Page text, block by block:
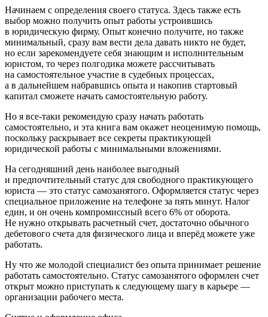
Начинаем с определения своего статуса. Здесь также есть
выбор можно получить опыт работы устроившись
в юридическую фирму. Опыт конечно получите, но также
минимальный, сразу вам вести дела давать никто не будет,
но если зарекомендуете себя знающим и исполнительным
юристом, то через полгодика можете рассчитывать
на самостоятельное участие в судебных процессах,
а в дальнейшем набравшись опыта и накопив стартовый
капитал сможете начать самостоятельную работу.
Но я все-таки рекомендую сразу начать работать
самостоятельно, и эта книга вам окажет неоценимую помощь,
поскольку раскрывает все секреты практикующей
юридической работы с минимальными вложениями.
На сегодняшний день наиболее выгодный
и предпочтительный статус для свободного практикующего
юриста — это статус самозанятого. Оформляется статус через
специальное приложение на телефоне за пять минут. Налог
един, и он очень компромиссный всего 6% от оборота.
Не нужно открывать расчетный счет, достаточно обычного
дебетового счета для физического лица и вперёд можете уже
работать.
Ну что же молодой специалист без опыта принимает решение
работать самостоятельно. Статус самозанятого оформлен счет
открыт можно приступать к следующему шагу в карьере —
организации рабочего места.